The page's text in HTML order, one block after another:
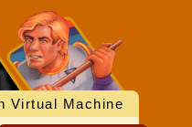
Virtual Machine